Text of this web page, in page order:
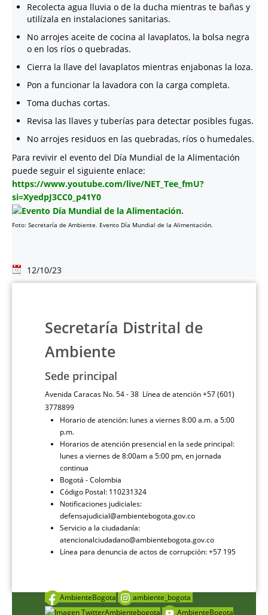
Recolecta agua lluvia o de la ducha mientras te bañas y
utilízala en instalaciones sanitarias.
No arrojes aceite de cocina al lavaplatos, la bolsa negra
o en los ríos o quebradas.
Cierra la llave del lavaplatos mientras enjabonas la loza.
Pon a funcionar la lavadora con la carga completa.
Toma duchas cortas.
Revisa las llaves y tuberías para detectar posibles fugas.
No arrojes residuos en las quebradas, ríos o humedales.
Para revivir el evento del Día Mundial de la Alimentación
puede seguir el siguiente enlace:
https://www.youtube.com/live/NET_Tee_fmU?
si=XyedpJ3CC0_p41Y0
Foto: Secretaría de Ambiente. Evento Día Mundial de la Alimentación.
12/10/23
Secretaría Distrital de
Ambiente
Sede principal
Avenida Caracas No. 54 - 38 Línea de atención +57 (601)
3778899
Horario de atención: lunes a viernes 8:00 a.m. a 5:00
p.m.
Horarios de atención presencial en la sede principal:
lunes a viernes de 8:00am a 5:00 pm, en jornada
continua
Bogotá - Colombia
Código Postal: 110231324
Notificaciones judiciales:
defensajudicial@ambientebogota.gov.co
Servicio a la ciudadanía:
atencionalciudadano@ambientebogota.gov.co
Línea para denuncia de actos de corrupción: +57 195
AmbienteBogota
ambiente_bogota
Ambientebogota
AmbienteBogota